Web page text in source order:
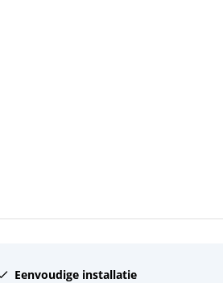
Eenvoudige installatie